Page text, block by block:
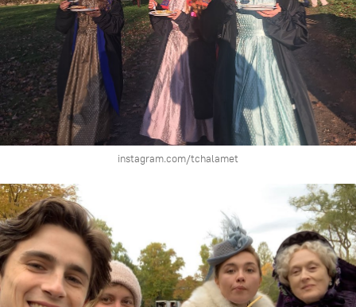
instagram.com/tchalamet